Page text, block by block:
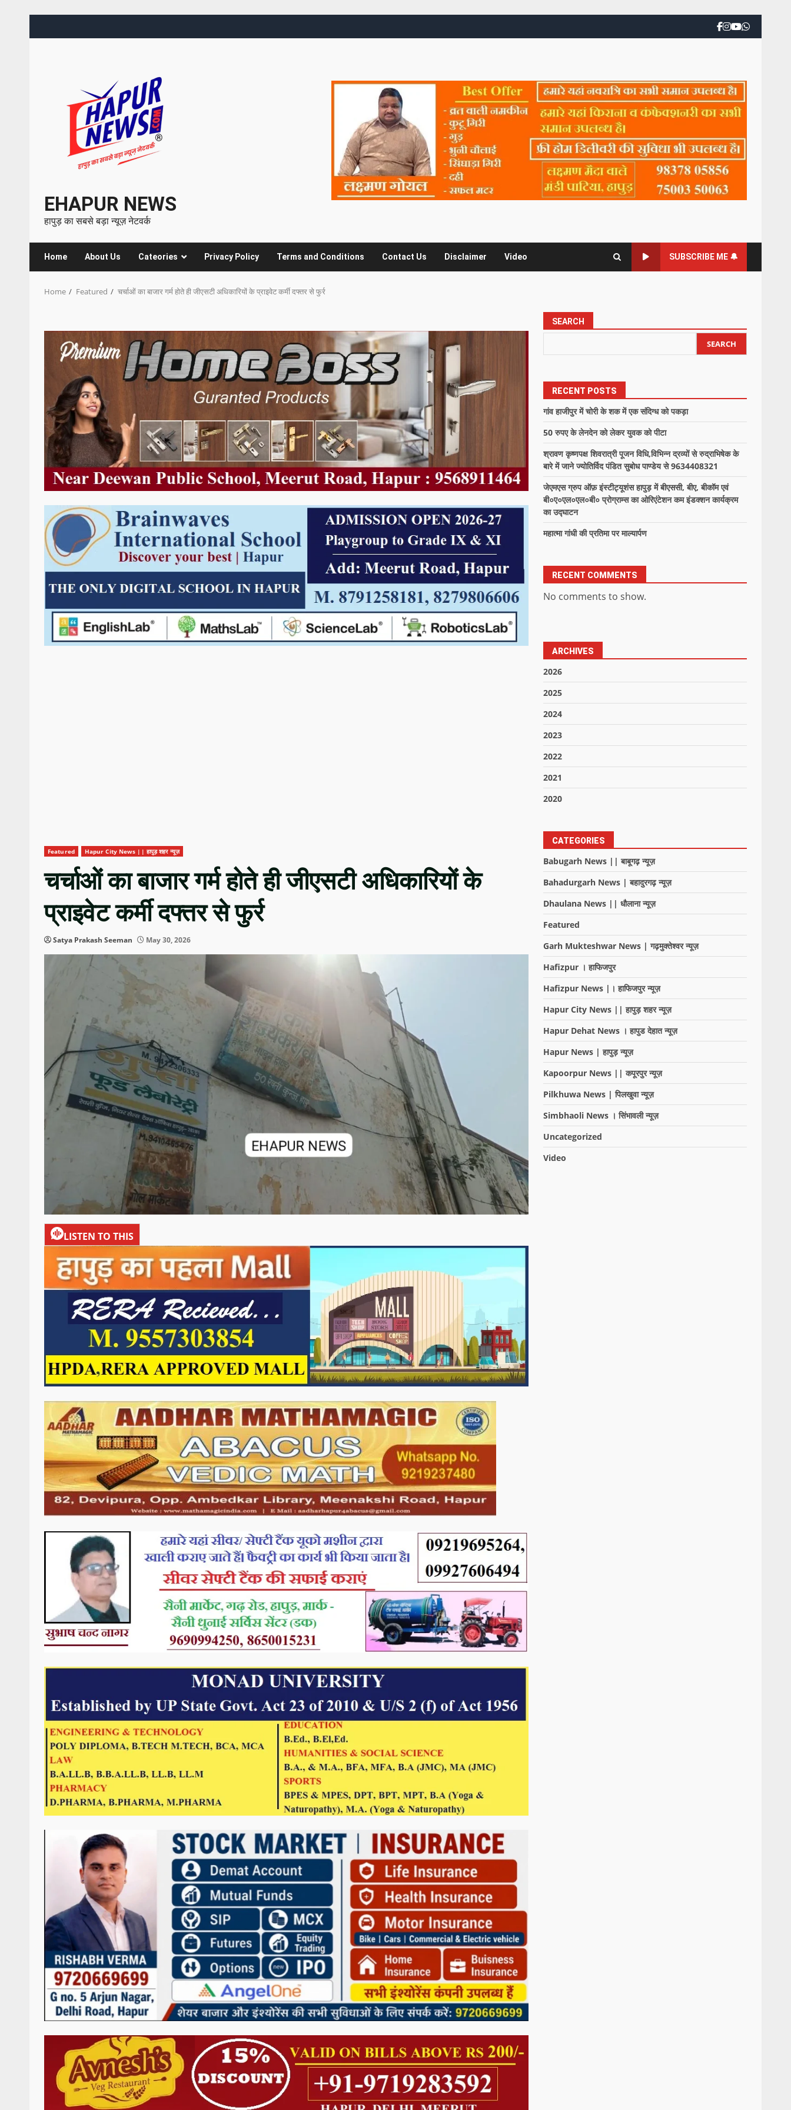
EHAPUR NEWS
हापुड़ का सबसे बड़ा न्यूज़ नेटवर्क
Home About Us Cateories Privacy Policy Terms and Conditions Contact Us Disclaimer Video SUBSCRIBE ME 🔔
Home Featured चर्चाओं का बाजार गर्म होते ही जीएसटी अधिकारियों के प्राइवेट कर्मी दफ्तर से फुर्र
Featured Hapur City News || हापुड़ शहर न्यूज़
चर्चाओं का बाजार गर्म होते ही जीएसटी अधिकारियों के
प्राइवेट कर्मी दफ्तर से फुर्र
Satya Prakash Seeman May 30, 2026
LISTEN TO THIS
SEARCH
SEARCH
RECENT POSTS
गांव हाजीपुर में चोरी के शक में एक संदिग्ध को पकड़ा
50 रुपए के लेनदेन को लेकर युवक को पीटा
श्रावण कृष्णपक्ष शिवरात्री पूजन विधि,विभिन्न द्रव्यों से रुद्राभिषेक के
बारे में जाने ज्योतिर्विद पंडित सुबोध पाण्डेय से 9634408321
जेएमएस ग्रुप ऑफ़ इंस्टीट्यूशंस हापुड़ में बीएससी, बीए, बीकॉम एवं
बी०ए०एल०एल०बी० प्रोग्राम्स का ओरिएंटेशन कम इंडक्शन कार्यक्रम
का उद्घाटन
महात्मा गांधी की प्रतिमा पर माल्यार्पण
RECENT COMMENTS
No comments to show.
ARCHIVES
2026
2025
2024
2023
2022
2021
2020
CATEGORIES
Babugarh News || बाबूगढ़ न्यूज़
Bahadurgarh News | बहादुरगढ़ न्यूज़
Dhaulana News || धौलाना न्यूज़
Featured
Garh Mukteshwar News | गढ़मुक्तेश्वर न्यूज़
Hafizpur । हाफिजपुर
Hafizpur News |। हाफिजपुर न्यूज़
Hapur City News || हापुड़ शहर न्यूज़
Hapur Dehat News । हापुड देहात न्यूज़
Hapur News | हापुड़ न्यूज़
Kapoorpur News || कपूरपुर न्यूज़
Pilkhuwa News | पिलखुवा न्यूज़
Simbhaoli News । सिंभावली न्यूज़
Uncategorized
Video